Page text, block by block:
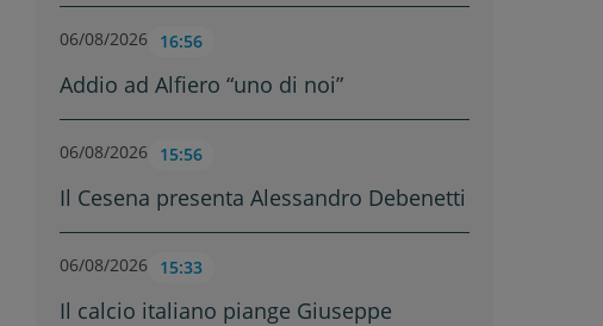
06/08/2026 16:56
Addio ad Alfiero “uno di noi”
06/08/2026 15:56
Il Cesena presenta Alessandro Debenetti
06/08/2026 15:33
Il calcio italiano piange Giuseppe